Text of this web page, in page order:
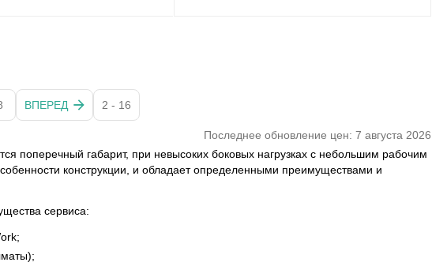
ВПЕРЕД 2 - 16
Последнее обновление цен: 7 августа 2026
поперечный габарит, при невысоких боковых нагрузках с небольшим рабочим
конструкции, и обладает определенными преимуществами и
сервиса: